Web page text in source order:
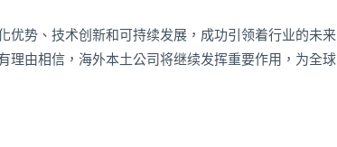
优势、技术创新和可持续发展，成功引领着行业的未来
理由相信，海外本土公司将继续发挥重要作用，为全球